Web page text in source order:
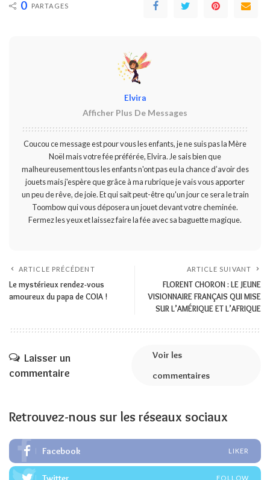
0 PARTAGES
Elvira
Afficher Plus De Messages
Coucou ce message est pour vous les enfants, je ne suis pas la Mère
Noël mais votre fée préférée, Elvira. Je sais bien que
malheureusement tous les enfants n'ont pas eu la chance d’avoir des
jouets mais j'espère que grâce à ma rubrique je vais vous apporter
un peu de rêve, de joie. Et qui sait peut-être qu'un jour ce sera le train
Toombow qui vous déposera un jouet devant votre cheminée.
Fermez les yeux et laissez faire la fée avec sa baguette magique.
ARTICLE PRÉCÉDENT
Le mystérieux rendez-vous
amoureux du papa de COIA !
ARTICLE SUIVANT
FLORENT CHORON : LE JEUNE
VISIONNAIRE FRANÇAIS QUI MISE
SUR L’AMÉRIQUE ET L’AFRIQUE
Laisser un
commentaire
Voir les
commentaires
Retrouvez-nous sur les réseaux sociaux
Facebook LIKER
FOLLOW